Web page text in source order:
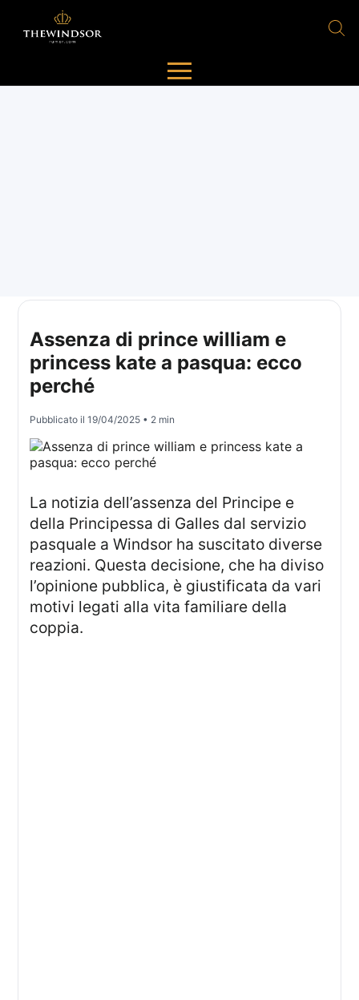
Assenza di prince william e
princess kate a pasqua: ecco
perché
Pubblicato il19/04/2025 • 2 min
La notizia dell’assenza del Principe e
della Principessa di Galles dal servizio
pasquale a Windsor ha suscitato diverse
reazioni. Questa decisione, che ha diviso
l’opinione pubblica, è giustificata da vari
motivi legati alla vita familiare della
coppia.